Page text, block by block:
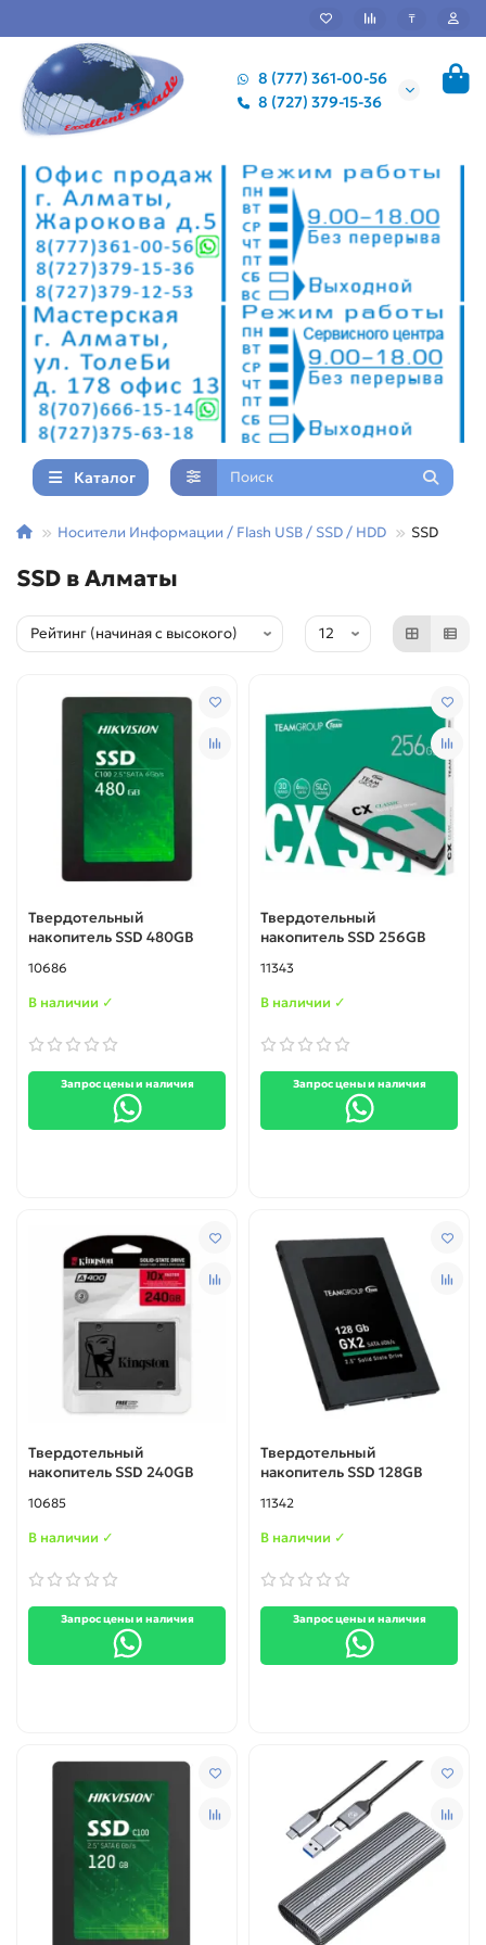
₸
8 (777) 361-00-56
8 (727) 379-15-36
Каталог
Носители Информации / Flash USB / SSD / HDD SSD
SSD в Алматы
Твердотельный
накопитель SSD 480GB
10686
В наличии ✓
Запрос цены и наличия
Твердотельный
накопитель SSD 256GB
11343
В наличии ✓
Запрос цены и наличия
Твердотельный
накопитель SSD 240GB
10685
В наличии ✓
Запрос цены и наличия
Твердотельный
накопитель SSD 128GB
11342
В наличии ✓
Запрос цены и наличия